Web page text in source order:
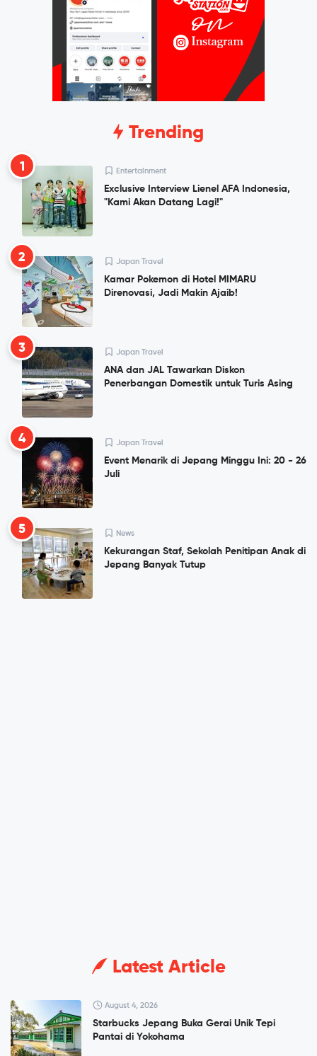
Trending
1 Entertainment
Exclusive Interview Lienel AFA Indonesia,
"Kami Akan Datang Lagi!"
2 Japan Travel
Kamar Pokemon di Hotel MIMARU
Direnovasi, Jadi Makin Ajaib!
3 Japan Travel
ANA dan JAL Tawarkan Diskon
Penerbangan Domestik untuk Turis Asing
4 Japan Travel
Event Menarik di Jepang Minggu Ini: 20 - 26
Juli
5 News
Kekurangan Staf, Sekolah Penitipan Anak di
Jepang Banyak Tutup
Latest Article
August 4, 2026
Starbucks Jepang Buka Gerai Unik Tepi
Pantai di Yokohama